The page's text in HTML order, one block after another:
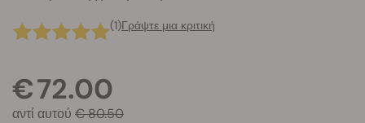
(1)Γράψτε μια κριτική
€ 72.00
αντί αυτού € 80.50